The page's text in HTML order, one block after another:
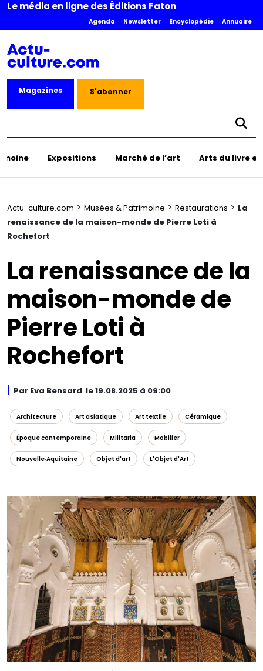
Le média en ligne des Éditions Faton
Agenda Newsletter Encyclopédie Annuaire
Magazines S'abonner
Expositions Marché de l’art Arts du livre
Actu-culture.com > Musées & Patrimoine > Restaurations > La
renaissance de la maison-monde de Pierre Loti à
Rochefort
La renaissance de la
maison-monde de
Pierre Loti à
Rochefort
Par Eva Bensard le 19.08.2025 à 09:00
Architecture Art asiatique Art textile Céramique
Époque contemporaine Militaria Mobilier
Nouvelle‑Aquitaine Objet d'art L'Objet d'Art